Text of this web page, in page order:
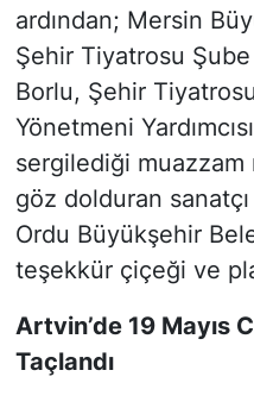
ardından; Mersin
Şehir Tiyatrosu
Borlu, Şehir
Yönetmeni
sergilediği muazzam
göz dolduran
Ordu Büyükşehir
teşekkür çiçeği ve
Artvin’de 19 Mayıs
Taçlandı